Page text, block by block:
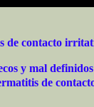
de contacto
y mal
de